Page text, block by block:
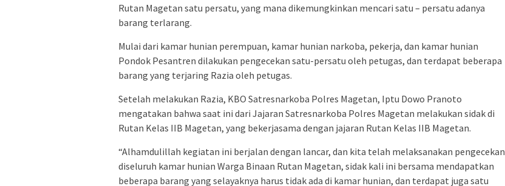
Rutan Magetan satu persatu, yang mana dikemungkinkan mencari satu – persatu adanya
barang terlarang.
Mulai dari kamar hunian perempuan, kamar hunian narkoba, pekerja, dan kamar hunian
Pondok Pesantren dilakukan pengecekan satu-persatu oleh petugas, dan terdapat beberapa
barang yang terjaring Razia oleh petugas.
Setelah melakukan Razia, KBO Satresnarkoba Polres Magetan, Iptu Dowo Pranoto
mengatakan bahwa saat ini dari Jajaran Satresnarkoba Polres Magetan melakukan sidak di
Rutan Kelas IIB Magetan, yang bekerjasama dengan jajaran Rutan Kelas IIB Magetan.
“Alhamdulillah kegiatan ini berjalan dengan lancar, dan kita telah melaksanakan pengecekan
diseluruh kamar hunian Warga Binaan Rutan Magetan, sidak kali ini bersama mendapatkan
beberapa barang yang selayaknya harus tidak ada di kamar hunian, dan terdapat juga satu